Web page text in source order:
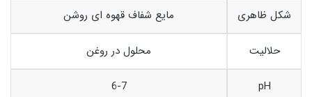
شکل ظاهری مایع شفاف قهوه ای روشن
حلالیت محلول در روغن
pH
6-7